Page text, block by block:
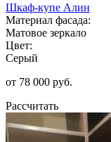
Шкаф-купе Алин
Материал фасада:
Матовое зеркало
Цвет:
Серый
от 78 000 руб.
Рассчитать